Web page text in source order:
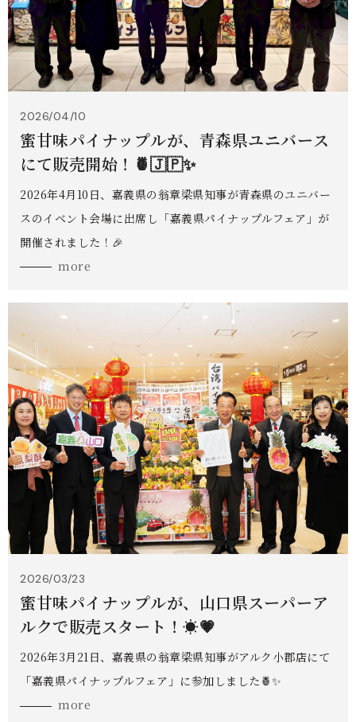
2026/04/10
蜜甘味パイナップルが、青森県ユニバース
にて販売開始！🍍🇯🇵✨
2026年4月10日、嘉義県の翁章梁県知事が青森県のユニバー
スのイベント会場に出席し「嘉義県パイナップルフェア」が
開催されました！🎉
more
2026/03/23
蜜甘味パイナップルが、山口県スーパーア
ルクで販売スタート！☀️💗
2026年3月21日、嘉義県の翁章梁県知事がアルク小郡店にて
「嘉義県パイナップルフェア」に参加しました🍍✨
more